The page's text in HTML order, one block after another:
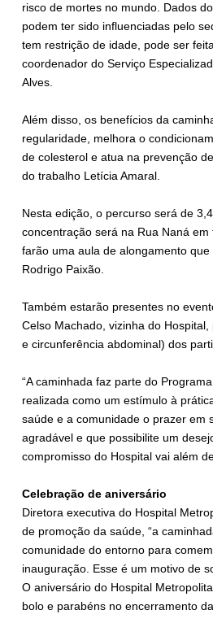
risco de mortes no mundo. Dados
podem ter sido influenciadas pelo
tem restrição de idade, pode ser
coordenador do Serviço
Alves.
Além disso, os benefícios da
regularidade, melhora o
de colesterol e atua na prevenção
do trabalho Letícia Amaral.
Nesta edição, o percurso será de
concentração será na Rua Naná
farão uma aula de alongamento
Rodrigo Paixão.
Também estarão presentes no
Celso Machado, vizinha do
e circunferência abdominal) dos
“A caminhada faz parte do
realizada como um estímulo à
saúde e a comunidade o prazer em
agradável e que possibilite um
compromisso do Hospital vai além
Celebração de aniversário
Diretora executiva do Hospital
de promoção da saúde, “a
comunidade do entorno para
inauguração. Esse é um motivo de
O aniversário do Hospital
bolo e parabéns no encerramento